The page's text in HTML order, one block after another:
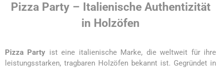
Pizza Party – Italienische Authentizität
in Holzöfen
Pizza Party ist eine italienische Marke, die weltweit für ihre
leistungsstarken, tragbaren Holzöfen bekannt ist. Gegründet in